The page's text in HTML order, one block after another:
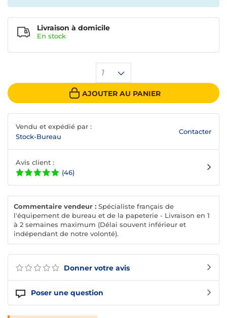
Donner votre avis
Poser une question
1
AJOUTER AU PANIER
Livraison à domicile
En stock
Vendu et expédié par :
Stock-Bureau
Contacter
Avis client :
(46)
Commentaire vendeur : Spécialiste français de
l'équipement de bureau et de la papeterie - Livraison en 1
à 2 semaines maximum (Délai souvent inférieur et
indépendant de notre volonté).